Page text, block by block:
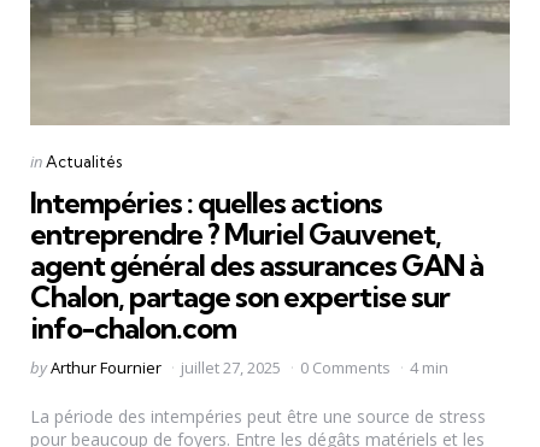
Categories
Posted
inActualités
Intempéries : quelles actions
entreprendre ? Muriel Gauvenet,
agent général des assurances GAN à
Chalon, partage son expertise sur
info-chalon.com
Posted
byArthur Fournier juillet 27, 2025 0 Comments 4 min
La période des intempéries peut être une source de stress
pour beaucoup de foyers. Entre les dégâts matériels et les